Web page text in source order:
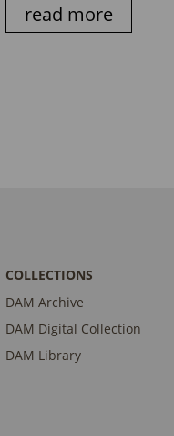
read more
COLLECTIONS
DAM Archive
DAM Digital Collection
DAM Library